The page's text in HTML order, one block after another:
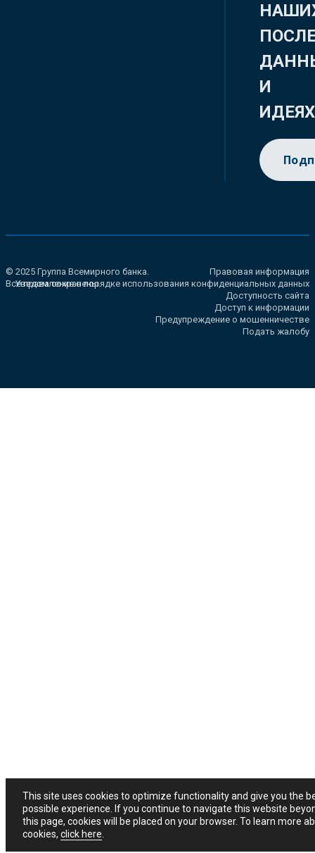
И
ИДЕЯХ
© 2025 Группа Всемирного банка.
Все права сохранены.
Правовая информация
Уведомление о порядке использования конфиденциальных данных
Доступность сайта
Доступ к информации
Предупреждение о мошенничестве
Подать жалобу
This site uses cookies to optimize functionality and give you the
possible experience. If you continue to navigate this website
this page, cookies will be placed on your browser. To learn more
cookies, click here